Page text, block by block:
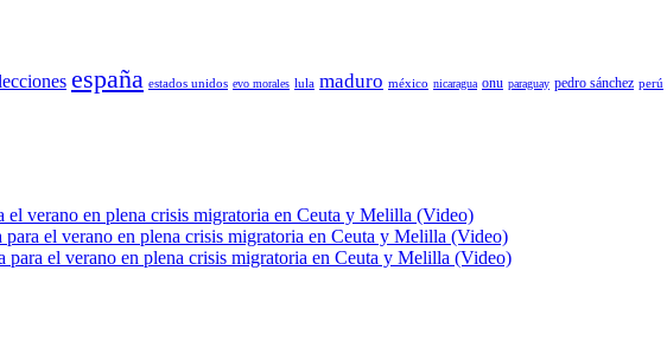
españa estados unidos evo morales lula maduro méxico nicaragua onu paraguay pedro sánchez perú
el verano en plena crisis migratoria en Ceuta y Melilla (Video)
para el verano en plena crisis migratoria en Ceuta y Melilla (Video)
para el verano en plena crisis migratoria en Ceuta y Melilla (Video)